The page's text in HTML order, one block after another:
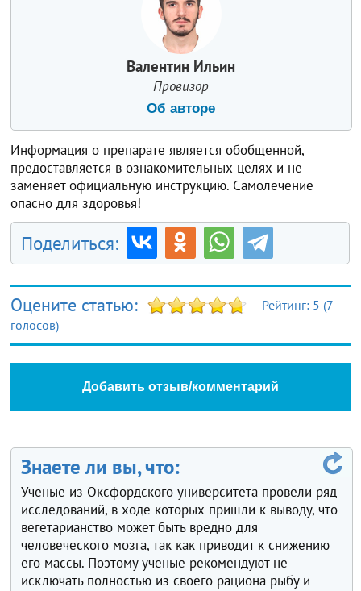
Валентин Ильин
Провизор
Об авторе
Информация о препарате является обобщенной,
предоставляется в ознакомительных целях и не
заменяет официальную инструкцию. Самолечение
опасно для здоровья!
Поделиться:
Оцените статью: Рейтинг: 5 (7
голосов)
Добавить отзыв/комментарий
Знаете ли вы, что:
Ученые из Оксфордского университета провели ряд
исследований, в ходе которых пришли к выводу, что
вегетарианство может быть вредно для
человеческого мозга, так как приводит к снижению
его массы. Поэтому ученые рекомендуют не
исключать полностью из своего рациона рыбу и